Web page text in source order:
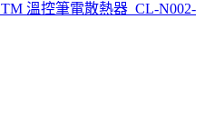
TM 溫控筆電散熱器_CL-N002-